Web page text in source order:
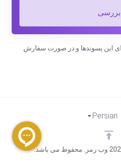
بررسی
این پسوندها و در صورت سفارش
Persian